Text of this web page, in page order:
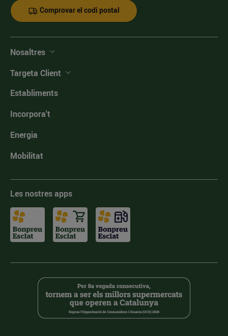
Comprovar el codi postal
Nosaltres
Targeta Client
Establiments
Incorpora't
Energia
Mobilitat
Les nostres apps